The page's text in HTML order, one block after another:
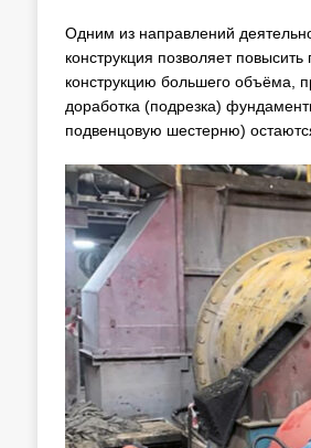
Одним из направлений
конструкция позволяет
конструкцию большего объёма,
доработка (подрезка)
подвенцовую шестерню)